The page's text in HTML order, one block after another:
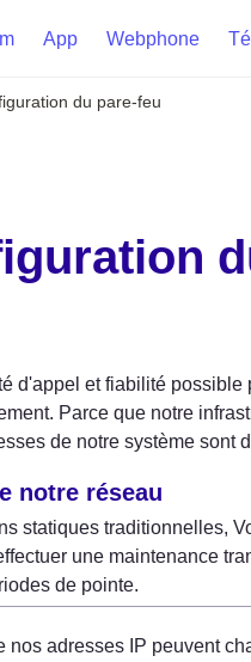
App Webphone
du pare-feu
d'appel et fiabilité
Parce que notre
de notre système sont
notre réseau
statiques traditionnelles,
une maintenance
de pointe.
nos adresses IP peuvent